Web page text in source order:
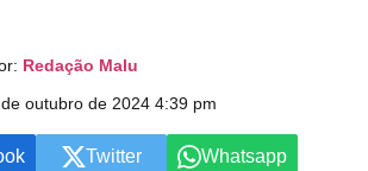
Redação Malu
outubro de 2024 4:39 pm
Twitter Whatsapp